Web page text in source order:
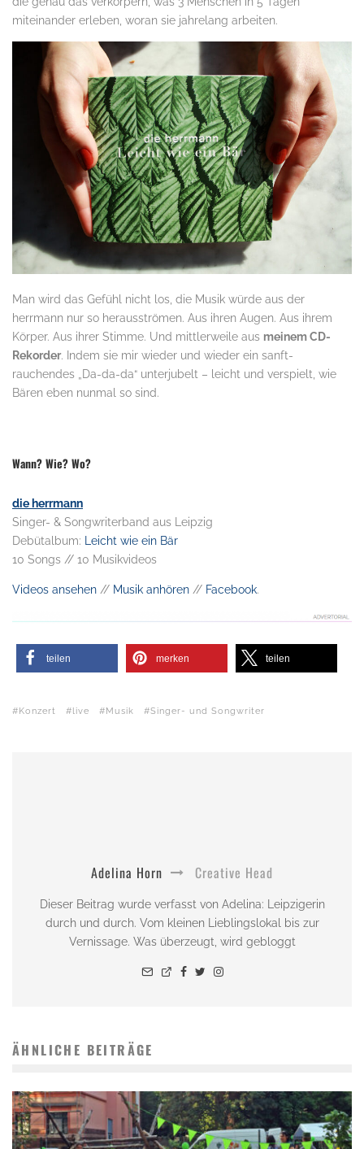
miteinander erleben, woran sie jahrelang arbeiten.
Man wird das Gefühl nicht los, die Musik würde aus der
herrmann nur so herausströmen. Aus ihren Augen. Aus ihrem
Körper. Aus ihrer Stimme. Und mittlerweile aus meinem CD-
Rekorder. Indem sie mir wieder und wieder ein sanft-
rauchendes „Da-da-da“ unterjubelt – leicht und verspielt, wie
Bären eben nunmal so sind.
Wann? Wie? Wo?
die herrmann
Singer- & Songwriterband aus Leipzig
Debütalbum:
Leicht wie ein Bär
10 Songs // 10 Musikvideos
Videos ansehen // Musik anhören // Facebook.
teilen merken teilen
Konzert live Musik Singer- und Songwriter
Adelina Horn Creative Head
Dieser Beitrag wurde verfasst von Adelina: Leipzigerin
durch und durch. Vom kleinen Lieblingslokal bis zur
Vernissage. Was überzeugt, wird gebloggt
ÄHNLICHE BEITRÄGE